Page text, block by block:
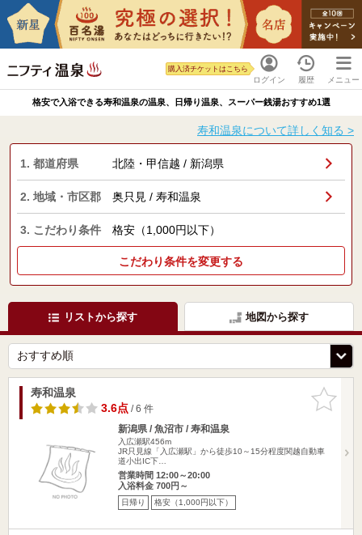
ログイン
購入済チケットはこちら
履歴 メニュー
格安で入浴できる寿和温泉の温泉、日帰り温泉、スーパー銭湯おすすめ1選
寿和温泉について詳しく知る >
1. 都道府県 北陸・甲信越 / 新潟県
2. 地域・市区郡 奥只見 / 寿和温泉
3. こだわり条件 格安（1,000円以下）
こだわり条件を変更する
リストから探す 地図から探す
お気に入
りに追加
寿和温泉
3.6点/ 6 件
新潟県 / 魚沼市 / 寿和温泉
入広瀬駅456m
JR只見線「入広瀬駅」から徒歩10～15分程度関越自動車
道小出IC下…
営業時間 12:00～20:00
入浴料金 700円～
日帰り 格安（1,000円以下）